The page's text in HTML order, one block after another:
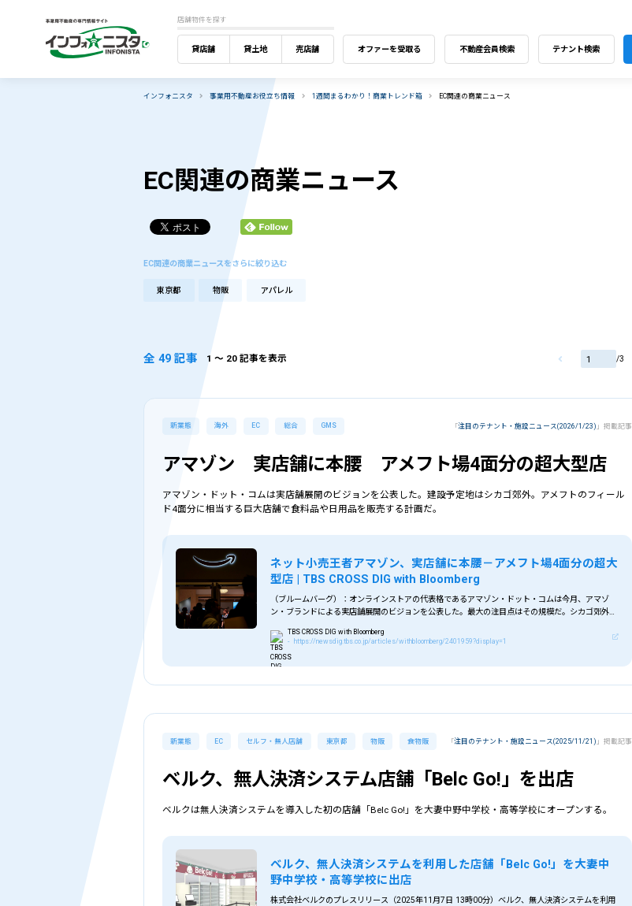
店舗物件を探す
貸店舗 貸土地 売店舗 オファーを受取る 不動産会員検索 テナント検索
インフォニスタ 事業用不動産お役立ち情報 1週間まるわかり！商業トレンド箱 EC関連の商業ニュース
EC関連の商業ニュース
EC関連の商業ニュースをさらに絞り込む
東京都 物販 アパレル
全 49 記事 1 〜 20 記事を表示 /3
新業態 海外 EC 総合 GMS 「注目のテナント・施設ニュース(2026/1/23) 」掲載記事
アマゾン 実店舗に本腰 アメフト場4面分の超大型店
アマゾン・ドット・コムは実店舗展開のビジョンを公表した。建設予定地はシカゴ郊外。アメフトのフィール
ド4面分に相当する巨大店舗で食料品や日用品を販売する計画だ。
ネット小売王者アマゾン、実店舗に本腰－アメフト場4面分の超大
型店 | TBS CROSS DIG with Bloomberg
（ブルームバーグ）：オンラインストアの代表格であるアマゾン・ドット・コムは今月、アマゾ
ン・ブランドによる実店舗展開のビジョンを公表した。最大の注目点はその規模だ。シカゴ郊外に
TBS CROSS DIG with Bloomberg
- https://newsdig.tbs.co.jp/articles/withbloomberg/2401959?display=1
新業態 EC セルフ・無人店舗 東京都 物販 食物販 「注目のテナント・施設ニュース(2025/11/21) 」掲載記事
ベルク、無人決済システム店舗「Belc Go!」を出店
ベルクは無人決済システムを導入した初の店舗「Belc Go!」を大妻中野中学校・高等学校にオープンする。
ベルク、無人決済システムを利用した店舗「Belc Go!」を大妻中
野中学校・高等学校に出店
株式会社ベルクのプレスリリース（2025年11月7日 13時00分）ベルク、無人決済システムを利用